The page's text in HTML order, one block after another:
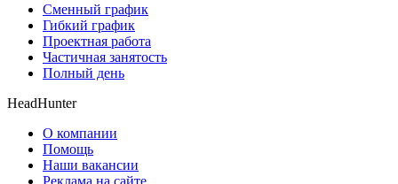
Сменный график
Гибкий график
Проектная работа
Частичная занятость
Полный день
HeadHunter
О компании
Помощь
Наши вакансии
Реклама на сайте